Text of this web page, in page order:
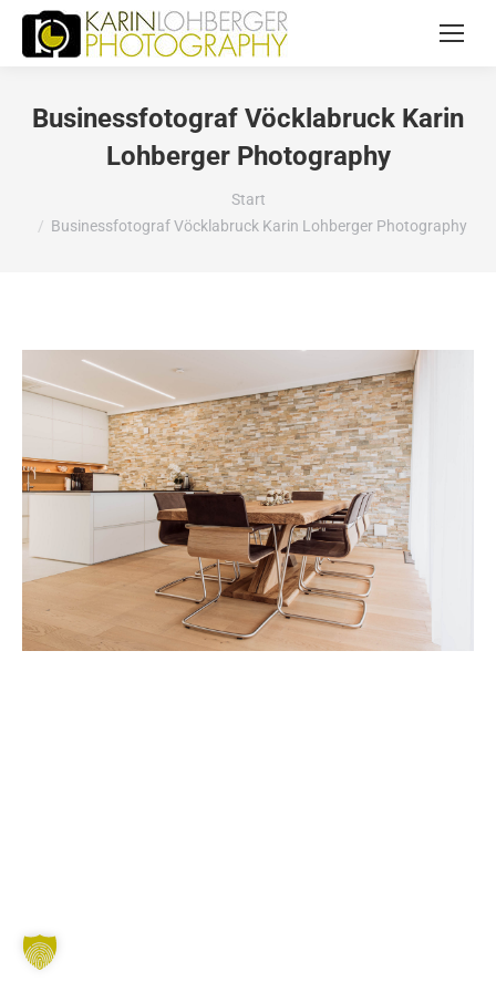
Businessfotograf Vöcklabruck Karin
Lohberger Photography
Start
Businessfotograf Vöcklabruck Karin Lohberger Photography